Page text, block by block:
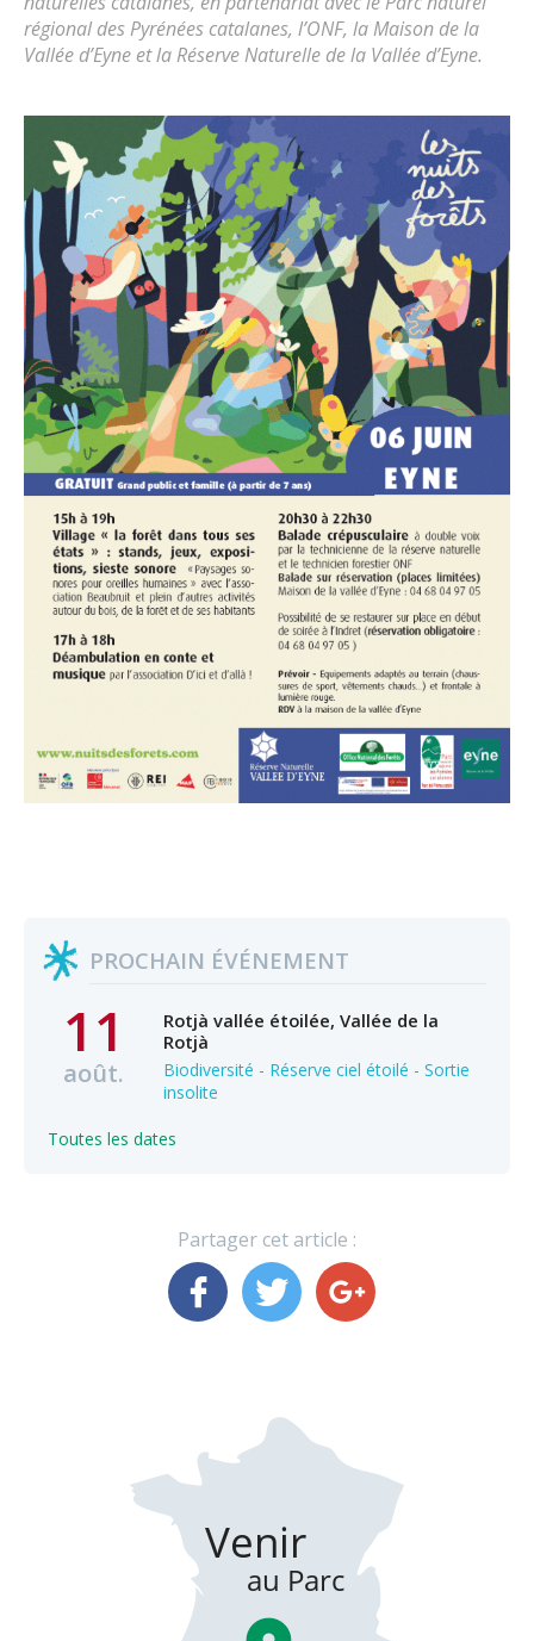
régional des Pyrénées catalanes, l’ONF, la Maison de la
Vallée d’Eyne et la Réserve Naturelle de la Vallée d’Eyne.
PROCHAIN ÉVÉNEMENT
11
août.
Rotjà vallée étoilée, Vallée de la
Rotjà
Biodiversité - Réserve ciel étoilé - Sortie
insolite
Toutes les dates
Partager cet article :